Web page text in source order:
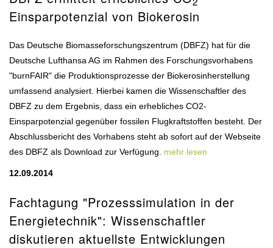
Einsparpotenzial von Biokerosin
Das Deutsche Biomasseforschungszentrum (DBFZ) hat für die
Deutsche Lufthansa AG im Rahmen des Forschungsvorhabens
"burnFAIR" die Produktionsprozesse der Biokerosinherstellung
umfassend analysiert. Hierbei kamen die Wissenschaftler des
DBFZ zu dem Ergebnis, dass ein erhebliches CO2-
Einsparpotenzial gegenüber fossilen Flugkraftstoffen besteht. Der
Abschlussbericht des Vorhabens steht ab sofort auf der Webseite
des DBFZ als Download zur Verfügung. mehr lesen
12.09.2014
Fachtagung "Prozesssimulation in der
Energietechnik": Wissenschaftler
diskutieren aktuellste Entwicklungen